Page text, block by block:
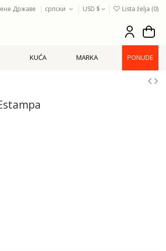
Државе српски USD $ Lista želja (0)
KUĆA MARKA PONUDE